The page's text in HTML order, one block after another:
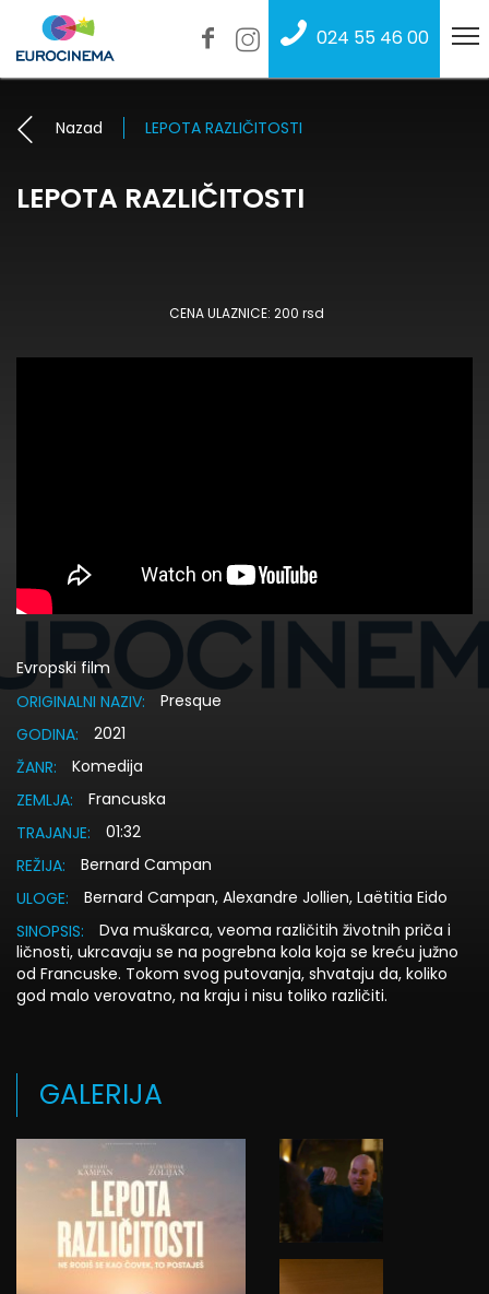
024 55 46 00
Nazad LEPOTA RAZLIČITOSTI
LEPOTA RAZLIČITOSTI
CENA ULAZNICE: 200 rsd
Evropski film
ORIGINALNI NAZIV:
Presque
GODINA:
2021
ŽANR:
Komedija
ZEMLJA:
Francuska
TRAJANJE:
01:32
REŽIJA:
Bernard Campan
ULOGE:
Bernard Campan, Alexandre Jollien, Laëtitia Eido
SINOPSIS:
Dva muškarca, veoma različitih životnih priča i
ličnosti, ukrcavaju se na pogrebna kola koja se kreću južno
od Francuske. Tokom svog putovanja, shvataju da, koliko
god malo verovatno, na kraju i nisu toliko različiti.
GALERIJA